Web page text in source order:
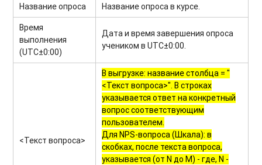
Название опроса
Название опроса в курсе.
Время
выполнения
(UTC±0:00)
Дата и время завершения опроса
учеником в UTC±0:00.
<Текст вопроса>
В выгрузке: название столбца = "
<Текст вопроса>". В строках
указывается ответ на конкретный
вопрос соответствующим
пользователем.
Для NPS-вопроса (Шкала): в
скобках, после текста вопроса,
указывается (от N до M) - где, N -